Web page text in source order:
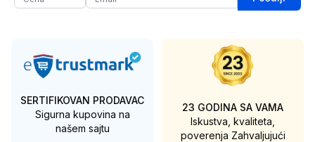
SERTIFIKOVAN PRODAVAC
Sigurna kupovina na
našem sajtu
23 GODINA SA VAMA
Iskustva, kvaliteta,
poverenja Zahvaljujući